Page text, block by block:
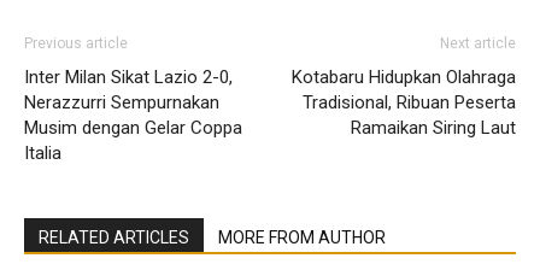
Previous article
Inter Milan Sikat Lazio 2-0,
Nerazzurri Sempurnakan
Musim dengan Gelar Coppa
Italia
Next article
Kotabaru Hidupkan Olahraga
Tradisional, Ribuan Peserta
Ramaikan Siring Laut
RELATED ARTICLES MORE FROM AUTHOR